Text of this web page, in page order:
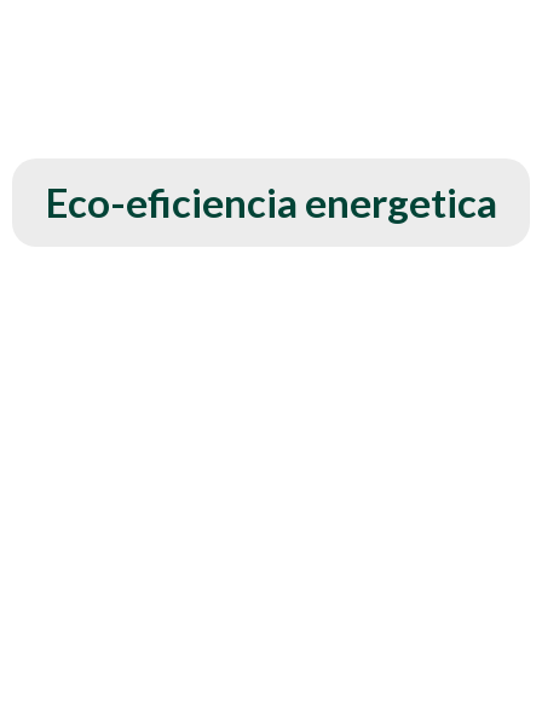
Eco-eficiencia energetica